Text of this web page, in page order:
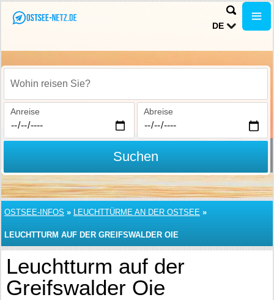
DE
Wohin reisen Sie?
Anreise Abreise
Suchen
OSTSEE-INFOS » LEUCHTTÜRME AN DER OSTSEE »
LEUCHTTURM AUF DER GREIFSWALDER OIE
Leuchtturm auf der
Greifswalder Oie